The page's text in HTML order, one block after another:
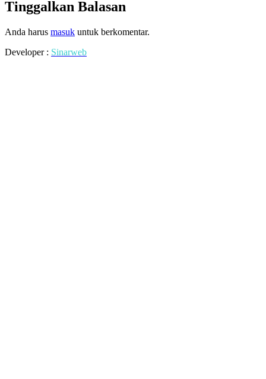
Tinggalkan Balasan
Anda harus masuk untuk berkomentar.
Developer : Sinarweb